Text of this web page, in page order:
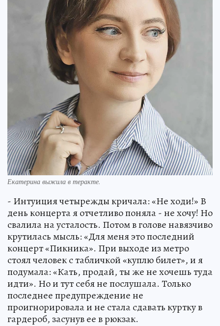
Екатерина выжила в теракте.
- Интуиция четырежды кричала: «Не ходи!» В
день концерта я отчетливо поняла - не хочу! Но
свалила на усталость. Потом в голове навязчиво
крутилась мысль: «Для меня это последний
концерт «Пикника». При выходе из метро
стоял человек с табличкой «куплю билет», и я
подумала: «Кать, продай, ты же не хочешь туда
идти». Но и тут себя не послушала. Только
последнее предупреждение не
проигнорировала и не стала сдавать куртку в
гардероб, засунув ее в рюкзак.